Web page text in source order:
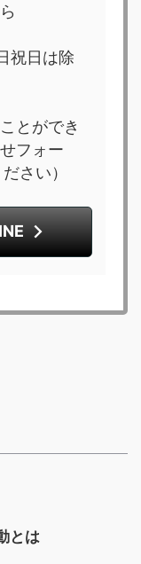
祝日は除
とができ
フォー
さい）
とは